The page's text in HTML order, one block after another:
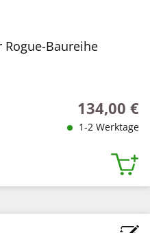
Baureihe
Regulärer
134,00 €
1-2 Werktage